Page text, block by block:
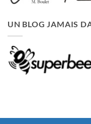
UN BLOG JAMAIS